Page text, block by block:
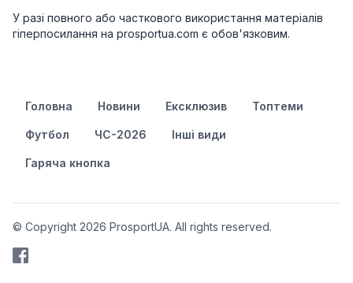
У разі повного або часткового використання матеріалів
гіперпосилання на prosportua.com є обов'язковим.
Головна Новини Ексклюзив Топтеми
Футбол ЧС-2026 Інші види
Гаряча кнопка
© Copyright 2026 ProsportUA. All rights reserved.